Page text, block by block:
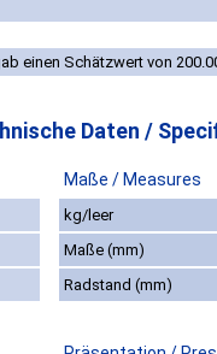
einen Schätzwert von
Daten /
Maße / Measures
kg/leer
Maße (mm)
Radstand (mm)